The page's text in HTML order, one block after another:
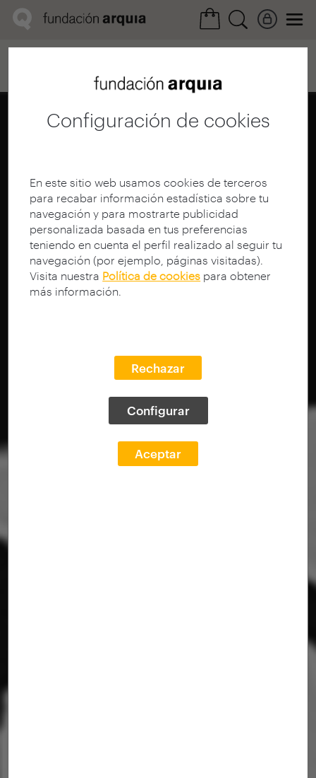
Configuración de cookies
En este sitio web usamos cookies de terceros
para recabar información estadística sobre tu
navegación y para mostrarte publicidad
personalizada basada en tus preferencias
teniendo en cuenta el perfil realizado al seguir tu
navegación (por ejemplo, páginas visitadas).
Visita nuestra Política de cookies para obtener
más información.
Rechazar
Configurar
Aceptar
Ficha realización